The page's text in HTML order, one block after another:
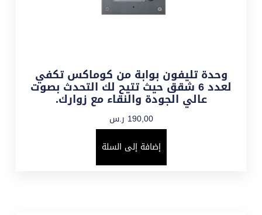
وحدة تليفون بوابة من كوماكس تكفي
لعدد 6 شقق حيث تتيح لك التحدث بصوت
عالي الجودة والنقاء مع زوارك.
190,00 ر.س
إضافة إلى السلة